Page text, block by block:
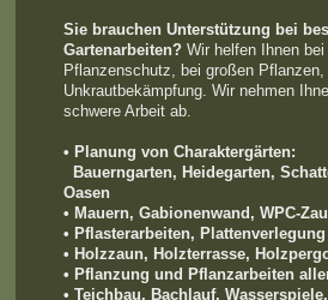
Sie brauchen Unterstützung bei
Gartenarbeiten? Wir helfen Ihnen
Pflanzenschutz, bei großen
Unkrautbekämpfung. Wir nehmen
schwere Arbeit ab.
• Planung von Charaktergärten:
Bauerngarten, Heidegarten,
Oasen
• Mauern, Gabionenwand, WPC-
• Pflasterarbeiten, Plattenverlegung
• Holzzaun, Holzterrasse,
• Pflanzung und Pflanzarbeiten
• Teichbau, Bachlauf,